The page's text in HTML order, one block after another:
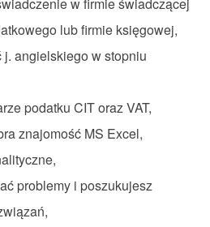
w firmie świadczącej
lub firmie księgowej,
angielskiego w stopniu
podatku CIT oraz VAT,
znajomość MS Excel,
problemy i poszukujesz